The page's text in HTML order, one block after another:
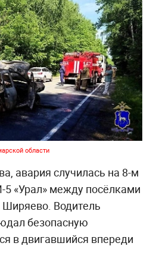
области
авария случилась на 8-м
«Урал» между посёлками
Водитель
безопасную
в двигавшийся впереди